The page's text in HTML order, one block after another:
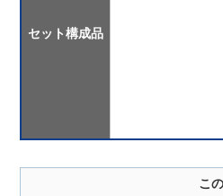
セット構成品
こ